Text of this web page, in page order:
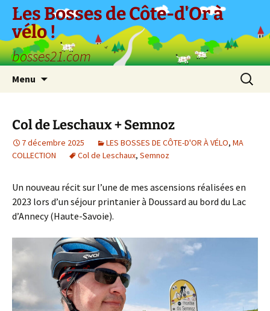
Aller
contenu
Les Bosses de Côte-d'Or à
vélo !
bosses21.com
Menu
Col de Leschaux + Semnoz
7 décembre 2025 LES BOSSES DE CÔTE-D'OR À VÉLO, MA
COLLECTION
Col de Leschaux, Semnoz
Un nouveau récit sur l’une de mes ascensions réalisées en
2023 lors d’un séjour printanier à Doussard au bord du Lac
d’Annecy (Haute-Savoie).